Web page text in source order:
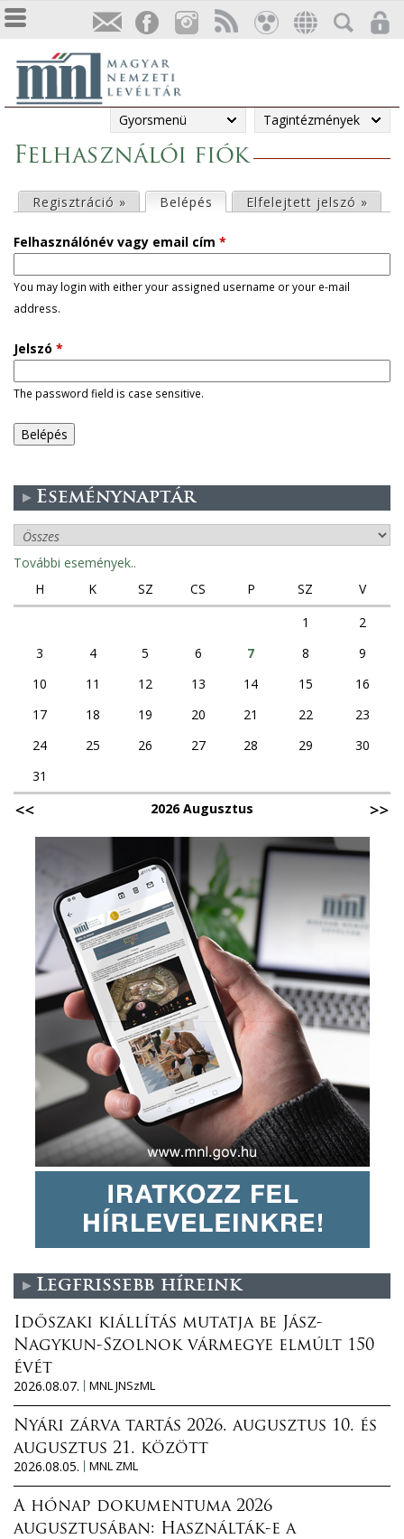
Gyorsmenü Tagintézmények
Felhasználói fiók
l
s
ő
d
l
e
e
s
Regisztráció » Belépés (aktív fül)Elfelejtett jelszó »
Felhasználónév vagy email cím *
You may login with either your assigned username or your e-mail
address.
Jelszó *
The password field is case sensitive.
Eseménynaptár
További események..
H
K SZ CS P SZ
V
1
2
3
4 5 6 7 8
9
10
11 12 13 14 15
16
17
18 19 20 21 22
23
24
25 26 27 28 29
30
31
2026 Augusztus
Legfrissebb híreink
Időszaki kiállítás mutatja be Jász-
Nagykun-Szolnok vármegye elmúlt 150
évét
2026.08.07.
MNL JNSzML
Nyári zárva tartás 2026. augusztus 10. és
augusztus 21. között
2026.08.05.
MNL ZML
A hónap dokumentuma 2026
augusztusában: Használták-e a